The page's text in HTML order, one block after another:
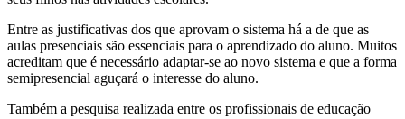
Entre as justificativas dos que aprovam o sistema há a de que as
aulas presenciais são essenciais para o aprendizado do aluno. Muitos
acreditam que é necessário adaptar-se ao novo sistema e que a forma
semipresencial aguçará o interesse do aluno.
Também a pesquisa realizada entre os profissionais de educação